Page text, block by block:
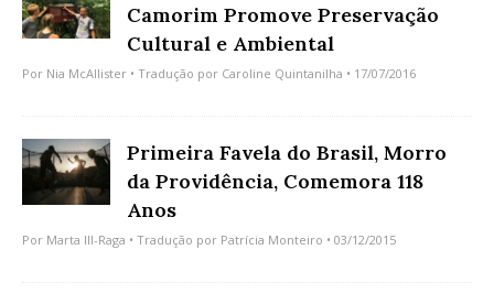
Camorim Promove Preservação
Cultural e Ambiental
Por Nia McAllister • Tradução por Caroline Quintanilha • 17/07/2016
Primeira Favela do Brasil, Morro
da Providência, Comemora 118
Anos
Por Marta Ill-Raga • Tradução por Patrícia Monteiro • 03/12/2015